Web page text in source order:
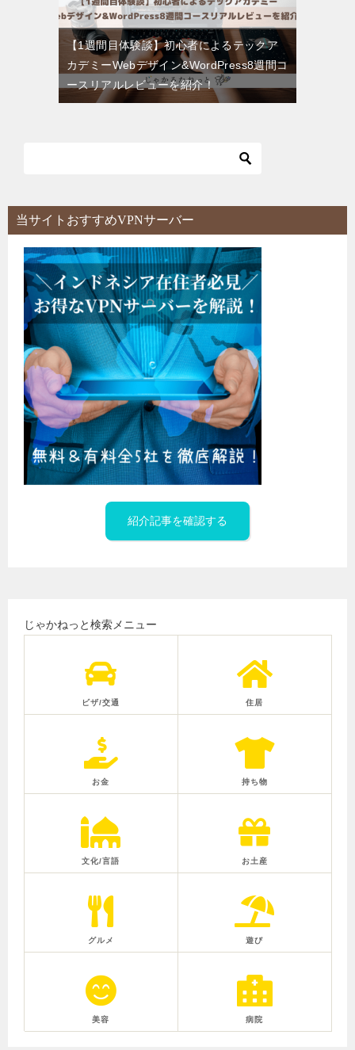
【1週間目体験談】初心者によるテックア
カデミーWebデザイン&WordPress8週間コ
ースリアルレビューを紹介！
当サイトおすすめVPNサーバー
紹介記事を確認する
じゃかねっと検索メニュー
ビザ/交通 住居
お金 持ち物
文化/言語 お土産
グルメ 遊び
美容 病院